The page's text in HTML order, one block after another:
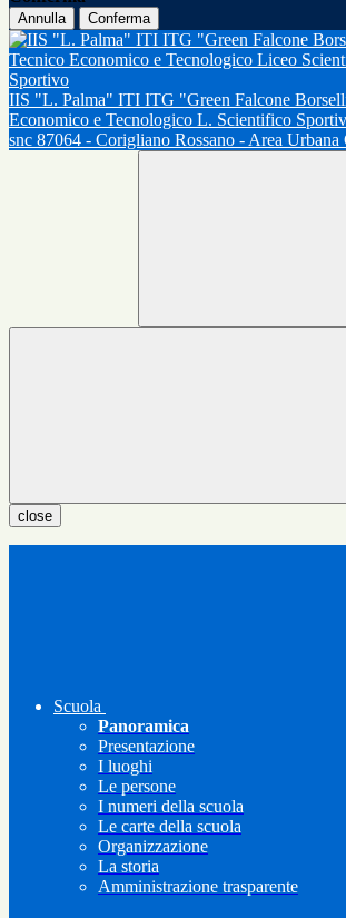
Annulla Conferma
IIS "L. Palma" ITI ITG "Green Falcone
Economico e Tecnologico L. Scientifico
snc 87064 - Corigliano Rossano - Area
close
Scuola
Panoramica
Presentazione
I luoghi
Le persone
I numeri della scuola
Le carte della scuola
Organizzazione
La storia
Amministrazione trasparente